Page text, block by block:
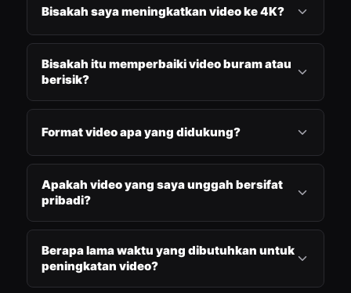
Bisakah saya meningkatkan video ke 4K?
Bisakah itu memperbaiki video buram atau
berisik?
Format video apa yang didukung?
Apakah video yang saya unggah bersifat
pribadi?
Berapa lama waktu yang dibutuhkan untuk
peningkatan video?